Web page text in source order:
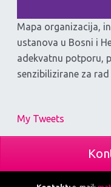
Mapa organizacija,
ustanova u Bosni i
adekvatnu potporu,
senzibilizirane za
My Tweets